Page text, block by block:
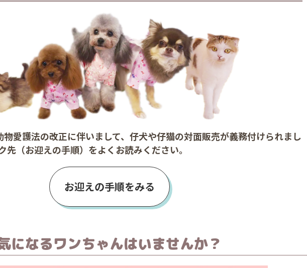
愛護法の改正に伴いまして、仔犬や仔猫の対面販売が義務付けられまし
先（お迎えの手順）をよくお読みください。
お迎えの手順をみる
になるワンちゃんはいませんか？